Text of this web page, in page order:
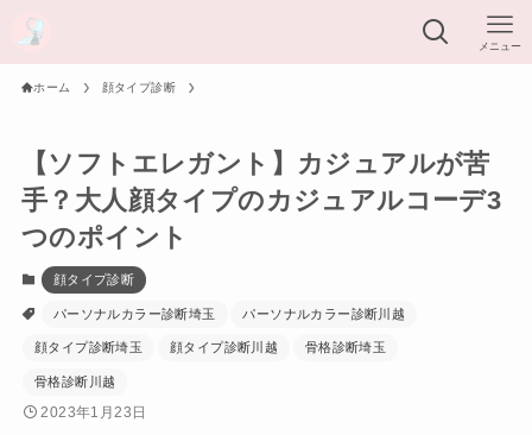
メニュー
ホーム 顔タイプ診断
【ソフトエレガント】カジュアルが苦
手？大人顔タイプのカジュアルコーデ3
つのポイント
顔タイプ診断
パーソナルカラー診断埼玉 パーソナルカラー診断川越
顔タイプ診断埼玉 顔タイプ診断川越 骨格診断埼玉
骨格診断川越
2023年1月23日